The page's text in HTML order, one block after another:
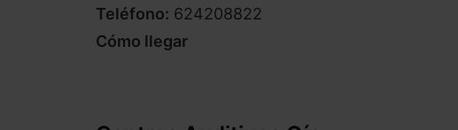
Teléfono: 624208822
Cómo llegar